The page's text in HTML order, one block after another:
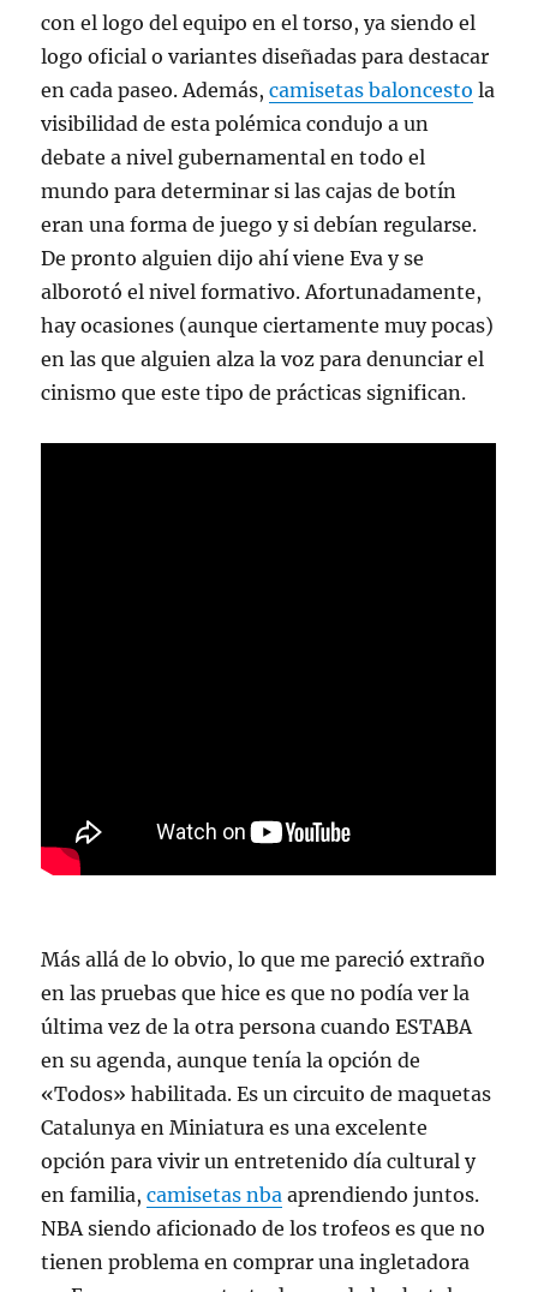
con el logo del equipo en el torso, ya siendo el
logo oficial o variantes diseñadas para destacar
en cada paseo. Además,camisetas baloncesto la
visibilidad de esta polémica condujo a un
debate a nivel gubernamental en todo el
mundo para determinar si las cajas de botín
eran una forma de juego y si debían regularse.
De pronto alguien dijo ahí viene Eva y se
alborotó el nivel formativo. Afortunadamente,
hay ocasiones (aunque ciertamente muy pocas)
en las que alguien alza la voz para denunciar el
cinismo que este tipo de prácticas significan.
Más allá de lo obvio, lo que me pareció extraño
en las pruebas que hice es que no podía ver la
última vez de la otra persona cuando ESTABA
en su agenda, aunque tenía la opción de
«Todos» habilitada. Es un circuito de maquetas
Catalunya en Miniatura es una excelente
opción para vivir un entretenido día cultural y
en familia,camisetas nba aprendiendo juntos.
NBA siendo aficionado de los trofeos es que no
tienen problema en comprar una ingletadora